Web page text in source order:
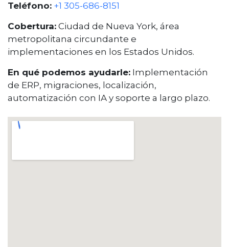
Teléfono: +1 305-686-8151
Cobertura: Ciudad de Nueva York, área
metropolitana circundante e
implementaciones en los Estados Unidos.
En qué podemos ayudarle: Implementación
de ERP, migraciones, localización,
automatización con IA y soporte a largo plazo.